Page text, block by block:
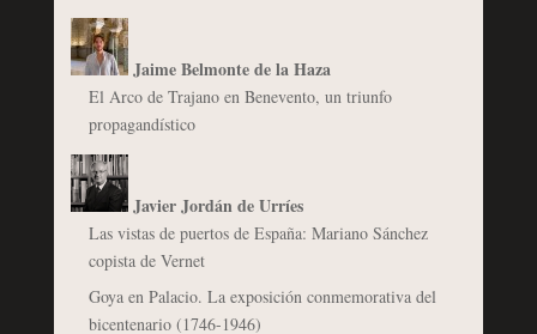
Jaime Belmonte de la Haza
El Arco de Trajano en Benevento, un triunfo
propagandístico
Javier Jordán de Urríes
Las vistas de puertos de España: Mariano Sánchez
copista de Vernet
Goya en Palacio. La exposición conmemorativa del
bicentenario (1746-1946)